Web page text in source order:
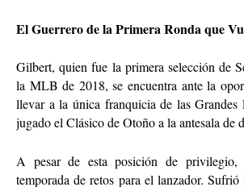
El Guerrero de la Primera Ronda que
Gilbert, quien fue la primera selección de
la MLB de 2018, se encuentra ante la
llevar a la única franquicia de las Grandes
jugado el Clásico de Otoño a la antesala de
A pesar de esta posición de
temporada de retos para el lanzador.